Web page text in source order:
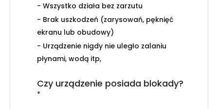
- Wszystko działa bez zarzutu
- Brak uszkodzeń (zarysowań, pęknięć
ekranu lub obudowy)
- Urządzenie nigdy nie uległo zalaniu
płynami, wodą itp,
Czy urządzenie posiada blokady?
*